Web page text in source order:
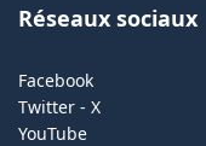
Réseaux sociaux
Facebook
Twitter - X
YouTube